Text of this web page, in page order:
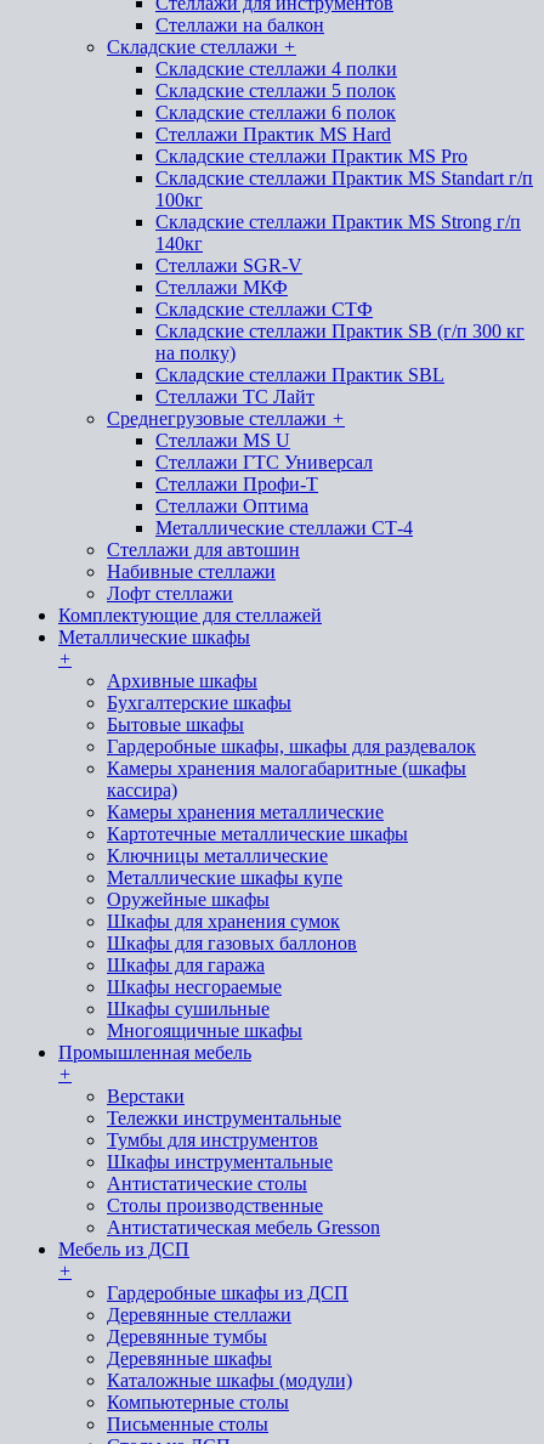
Стеллажи на балкон
Складские стеллажи +
Складские стеллажи 4 полки
Складские стеллажи 5 полок
Складские стеллажи 6 полок
Стеллажи Практик MS Hard
Складские стеллажи Практик MS Pro
Складские стеллажи Практик MS Standart г/п
100кг
Складские стеллажи Практик MS Strong г/п
140кг
Стеллажи SGR-V
Стеллажи МКФ
Складские стеллажи СТФ
Складские стеллажи Практик SB (г/п 300 кг
на полку)
Складские стеллажи Практик SBL
Стеллажи ТС Лайт
Среднегрузовые стеллажи +
Стеллажи MS U
Стеллажи ГТС Универсал
Стеллажи Профи-Т
Стеллажи Оптима
Металлические стеллажи СТ-4
Стеллажи для автошин
Набивные стеллажи
Лофт стеллажи
Комплектующие для стеллажей
Металлические шкафы
+
Архивные шкафы
Бухгалтерские шкафы
Бытовые шкафы
Гардеробные шкафы, шкафы для раздевалок
Камеры хранения малогабаритные (шкафы
кассира)
Камеры хранения металлические
Картотечные металлические шкафы
Ключницы металлические
Металлические шкафы купе
Оружейные шкафы
Шкафы для хранения сумок
Шкафы для газовых баллонов
Шкафы для гаража
Шкафы несгораемые
Шкафы сушильные
Многоящичные шкафы
Промышленная мебель
+
Верстаки
Тележки инструментальные
Тумбы для инструментов
Шкафы инструментальные
Антистатические столы
Столы производственные
Антистатическая мебель Gresson
Мебель из ДСП
+
Гардеробные шкафы из ДСП
Деревянные стеллажи
Деревянные тумбы
Деревянные шкафы
Каталожные шкафы (модули)
Компьютерные столы
Письменные столы